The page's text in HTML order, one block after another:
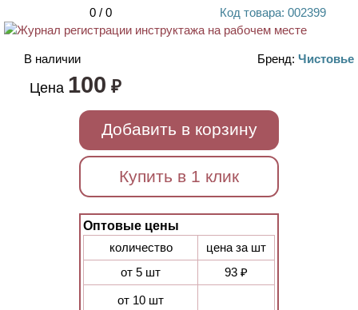
0 / 0 Код товара: 002399
В наличии Бренд: Чистовье
Цена 100 ₽
Добавить в корзину
Купить в 1 клик
Оптовые цены
количество
цена за шт
от 5 шт
93 ₽
от 10 шт